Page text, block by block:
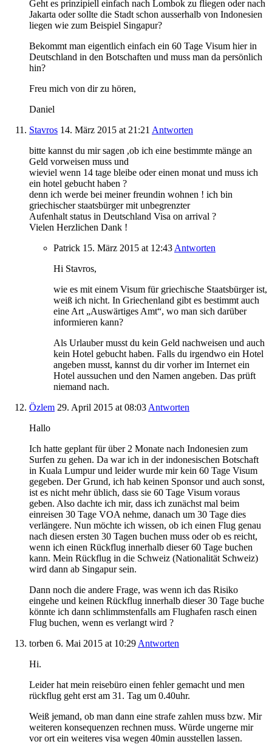
Geht es prinzipiell einfach nach Lombok zu fliegen oder nach
Jakarta oder sollte die Stadt schon ausserhalb von Indonesien
liegen wie zum Beispiel Singapur?
Bekommt man eigentlich einfach ein 60 Tage Visum hier in
Deutschland in den Botschaften und muss man da persönlich
hin?
Freu mich von dir zu hören,
Daniel
Stavros 14. März 2015 at 21:21 Antworten
bitte kannst du mir sagen ,ob ich eine bestimmte mänge an
Geld vorweisen muss und
wieviel wenn 14 tage bleibe oder einen monat und muss ich
ein hotel gebucht haben ?
denn ich werde bei meiner freundin wohnen ! ich bin
griechischer staatsbürger mit unbegrenzter
Aufenhalt status in Deutschland Visa on arrival ?
Vielen Herzlichen Dank !
Patrick 15. März 2015 at 12:43 Antworten
Hi Stavros,
wie es mit einem Visum für griechische Staatsbürger ist,
weiß ich nicht. In Griechenland gibt es bestimmt auch
eine Art „Auswärtiges Amt“, wo man sich darüber
informieren kann?
Als Urlauber musst du kein Geld nachweisen und auch
kein Hotel gebucht haben. Falls du irgendwo ein Hotel
angeben musst, kannst du dir vorher im Internet ein
Hotel aussuchen und den Namen angeben. Das prüft
niemand nach.
Özlem 29. April 2015 at 08:03 Antworten
Hallo
Ich hatte geplant für über 2 Monate nach Indonesien zum
Surfen zu gehen. Da war ich in der indonesischen Botschaft
in Kuala Lumpur und leider wurde mir kein 60 Tage Visum
gegeben. Der Grund, ich hab keinen Sponsor und auch sonst,
ist es nicht mehr üblich, dass sie 60 Tage Visum voraus
geben. Also dachte ich mir, dass ich zunächst mal beim
einreisen 30 Tage VOA nehme, danach um 30 Tage dies
verlängere. Nun möchte ich wissen, ob ich einen Flug genau
nach diesen ersten 30 Tagen buchen muss oder ob es reicht,
wenn ich einen Rückflug innerhalb dieser 60 Tage buchen
kann. Mein Rückflug in die Schweiz (Nationalität Schweiz)
wird dann ab Singapur sein.
Dann noch die andere Frage, was wenn ich das Risiko
eingehe und keinen Rückflug innerhalb dieser 30 Tage buche
könnte ich dann schlimmstenfalls am Flughafen rasch einen
Flug buchen, wenn es verlangt wird ?
torben 6. Mai 2015 at 10:29 Antworten
Hi.
Leider hat mein reisebüro einen fehler gemacht und men
rückflug geht erst am 31. Tag um 0.40uhr.
Weiß jemand, ob man dann eine strafe zahlen muss bzw. Mir
weiteren konsequenzen rechnen muss. Würde ungerne mir
vor ort ein weiteres visa wegen 40min ausstellen lassen.